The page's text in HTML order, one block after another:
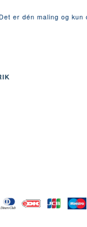
er dén maling og kun